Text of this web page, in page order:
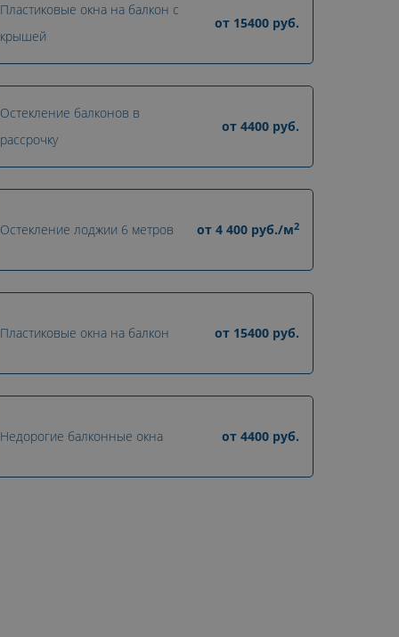
Пластиковые окна на балкон с
крышей
от 15400 руб.
Остекление балконов в
рассрочку
от 4400 руб.
Остекление лоджии 6 метров от 4 400 руб./м2
Пластиковые окна на балкон от 15400 руб.
Недорогие балконные окна от 4400 руб.